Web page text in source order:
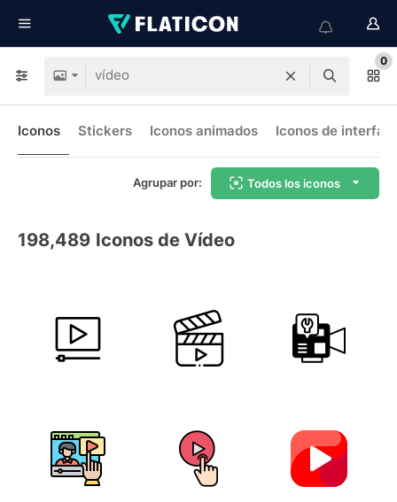
0
Iconos Stickers Iconos animados Iconos de interfaz
Agrupar por: Todos los iconos
198,489 Iconos de Vídeo